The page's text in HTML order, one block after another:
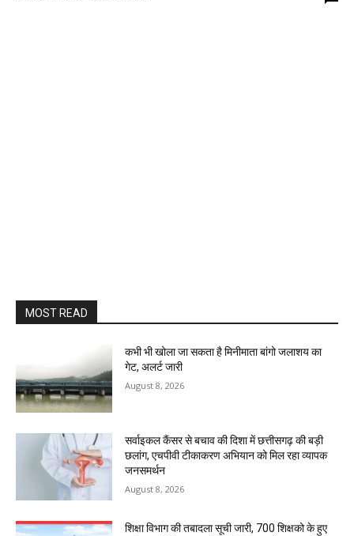
MOST READ
कभी भी खोला जा सकता है मिनीमाता बांगो जलाशय का
गेट, अलर्ट जारी
August 8, 2026
सर्वाइकल कैंसर से बचाव की दिशा में छत्तीसगढ़ की बड़ी
छलांग, एचपीवी टीकाकरण अभियान को मिल रहा व्यापक
जनसमर्थन
August 8, 2026
शिक्षा विभाग की तबादला सूची जारी, 700 शिक्षको के हुए